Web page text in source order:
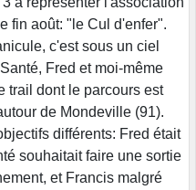
fin août: "le Cul d'enfer".
c'est sous un ciel
Fred et moi-même
trail dont le parcours est
de Mondeville (91).
différents: Fred était
souhaitait faire une sortie
et Francis malgré